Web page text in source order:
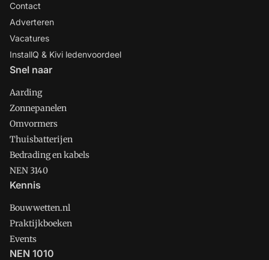
Contact
Adverteren
Vacatures
InstallQ & Kivi ledenvoordeel
Snel naar
Aarding
Zonnepanelen
Omvormers
Thuisbatterijen
Bedrading en kabels
NEN 3140
Kennis
Bouwwetten.nl
Praktijkboeken
Events
NEN 1010